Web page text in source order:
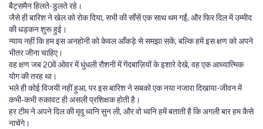
बैट्समैन हिलते-डुलते रहे।
जैसे ही बारिश ने खेल को रोक दिया, सभी की साँसें एक साथ थम गईं, और फिर दिल में उम्मीद
की धड़कन शुरू हुई।
न्याय नहीं कि हम इस अनहोनी को केवल आँकड़े से समझा सकें, बल्कि हमें इस क्षण को अपने
भीतर जीना चाहिए।
वह क्षण जब 20वें ओवर में धुंधली रौशनी में गेंदबाज़ियों के इशारे देखे, वह एक आध्यात्मिक
योग की तरह था।
भले ही कोई विजयी नहीं हुआ, पर इस बारिश ने सबको एक नया नजारा दिखाया-जीवन में
कभी‑कभी रुकावट ही असली प्रशिक्षक होती है।
हर टीम ने अपने दिल की मृदु ध्वनि सुन ली, और वो ध्वनि हमें बताती है कि अगली बार हम कैसे
नाचेंगे।